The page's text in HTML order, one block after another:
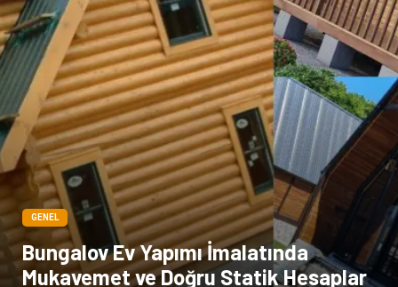
Tarım & Hayvancılık Endüstriyel Ürünler
GENEL
Bungalov Ev Yapımı İmalatında
Mukavemet ve Doğru Statik Hesaplar